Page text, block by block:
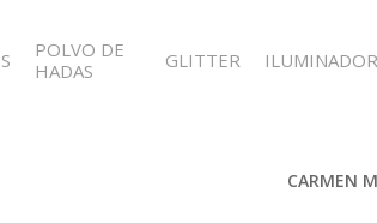
POLVO DE
HADAS
GLITTER
CARMEN